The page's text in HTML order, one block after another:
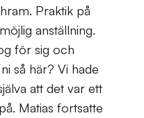
Praktik på
anställning.
för sig och
så här? Vi hade
att det var ett
Matias fortsatte